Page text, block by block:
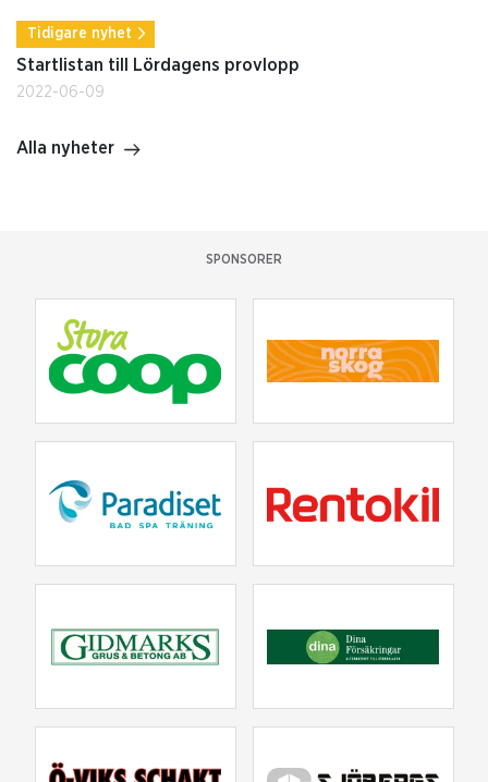
Tidigare nyhet
Startlistan till Lördagens provlopp
2022-06-09
Alla nyheter
SPONSORER